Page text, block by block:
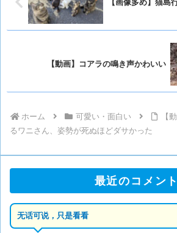
【画像多め】猫島
【動画】コアラの鳴き声かわいい
ホーム 可愛い・面白い
【
るワニさん、姿勢が死ぬほどダサかった
最近のコメント
无话可说，只是看看